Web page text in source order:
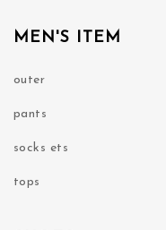
MEN'S ITEM
outer
pants
socks ets
tops